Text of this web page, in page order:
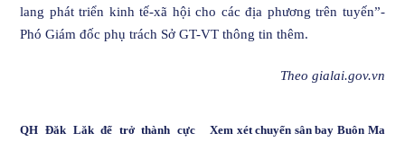
lang phát triển kinh tế-xã hội cho các địa phương trên tuyến”-
Phó Giám đốc phụ trách Sở GT-VT thông tin thêm.
Theo gialai.gov.vn
QH Đăk Lăk để trở thành cực
Xem xét chuyển sân bay Buôn Ma